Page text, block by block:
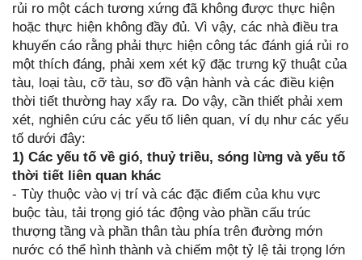
rủi ro một cách tương xứng đã không được thực hiện
hoặc thực hiện không đầy đủ. Vì vậy, các nhà điều tra
khuyến cáo rằng phải thực hiện công tác đánh giá rủi ro
một thích đáng, phải xem xét kỹ đặc trưng kỹ thuật của
tàu, loại tàu, cỡ tàu, sơ đồ vận hành và các điều kiện
thời tiết thường hay xẩy ra. Do vậy, cần thiết phải xem
xét, nghiên cứu các yếu tố liên quan, ví dụ như các yếu
tố dưới đây:
1) Các yếu tố về gió, thuỷ triều, sóng lừng và yếu tố
thời tiết liên quan khác
- Tùy thuộc vào vị trí và các đặc điểm của khu vực
buộc tàu, tải trọng gió tác động vào phần cấu trúc
thượng tầng và phần thân tàu phía trên đường mớn
nước có thể hình thành và chiếm một tỷ lệ tải trọng lớn